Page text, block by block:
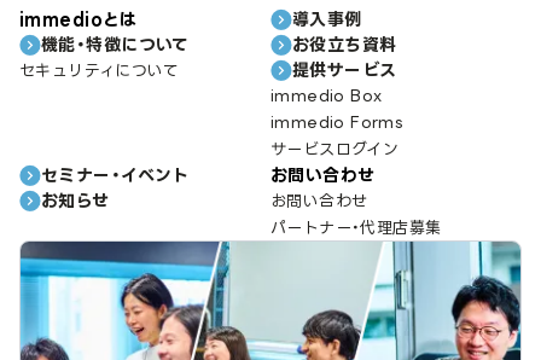
immedioとは
機能・特徴について
セキュリティについて
導入事例
お役立ち資料
提供サービス
immedio Box
immedio Forms
サービスログイン
セミナー・イベント
お知らせ
お問い合わせ
お問い合わせ
パートナー・代理店募集